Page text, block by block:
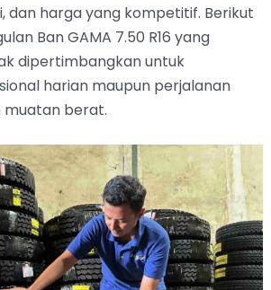
dan harga yang kompetitif. Berikut
Ban GAMA 7.50 R16 yang
dipertimbangkan untuk
harian maupun perjalanan
muatan berat.